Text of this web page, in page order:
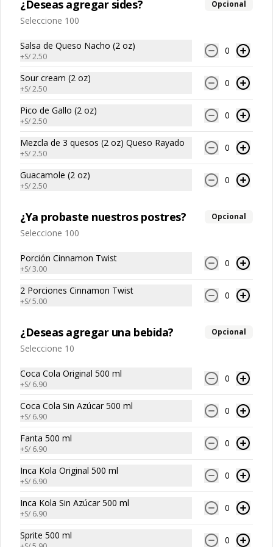
Abrir menu de navegación
¿Dónde quieres pedir?
No hay productos en el menú
T&C Promociones
Política de privacidad
Redes sociales
Instagram
Facebook
Mi cuenta
Pedir
Iniciar sesión
Política de Cookies
¿Deseas agregar sides? Opcional
Seleccione 100
Salsa de Queso Nacho (2 oz)
+S/ 2.50
0
Sour cream (2 oz)
+S/ 2.50
0
Pico de Gallo (2 oz)
+S/ 2.50
0
Mezcla de 3 quesos (2 oz) Queso Rayado
+S/ 2.50
0
Guacamole (2 oz)
+S/ 2.50
0
¿Ya probaste nuestros postres? Opcional
Seleccione 100
Porción Cinnamon Twist
+S/ 3.00
0
2 Porciones Cinnamon Twist
+S/ 5.00
0
¿Deseas agregar una bebida? Opcional
Seleccione 10
Coca Cola Original 500 ml
+S/ 6.90
0
Coca Cola Sin Azúcar 500 ml
+S/ 6.90
0
Fanta 500 ml
+S/ 6.90
0
Inca Kola Original 500 ml
+S/ 6.90
0
Inca Kola Sin Azúcar 500 ml
+S/ 6.90
0
Sprite 500 ml 0